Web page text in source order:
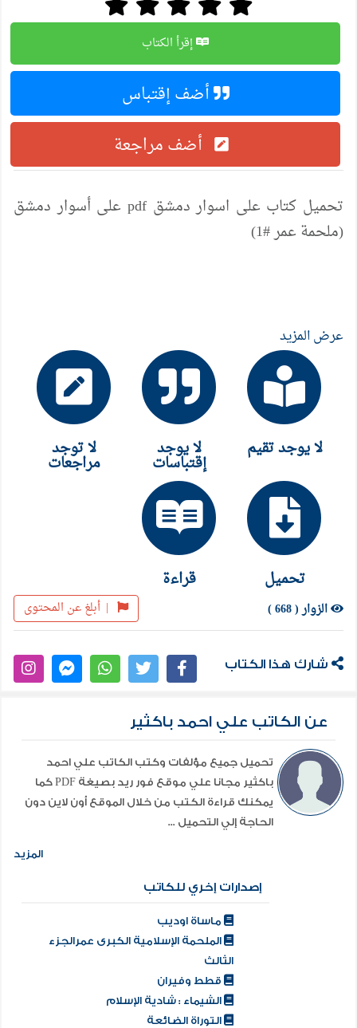
إقرأ الكتاب
أضف إقتباس
أضف مراجعة
تحميل كتاب على اسوار دمشق pdf على أسوار دمشق
(ملحمة عمر #1)
عرض المزيد
لا يوجد تقيم لا يوجد
إقتباسات
لا توجد
مراجعات
تحميل قراءة
| أبلغ عن المحتوى الزوار ( 668 )
شارك هذا الكتاب
عن الكاتب علي احمد باكثير
تحميل جميع مؤلفات وكتب الكاتب علي احمد
باكثير مجانا علي موقع فور ريد بصيغة PDF كما
يمكنك قراءة الكتب من خلال الموقع أون لاين دون
الحاجة إلي التحميل ...
المزيد
إصدارات إخري للكاتب
ماساة اوديب
الملحمة الإسلامية الكبرى عمرالجزء
الثالث
قطط وفيران
الشيماء : شادية الإسلام
التوراة الضائعة